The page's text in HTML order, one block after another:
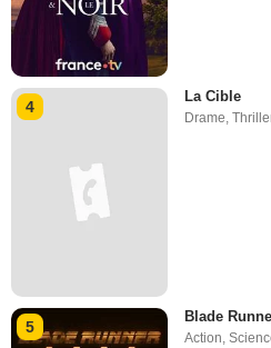
4
La Cible
Drame,
5
Blade
Action,